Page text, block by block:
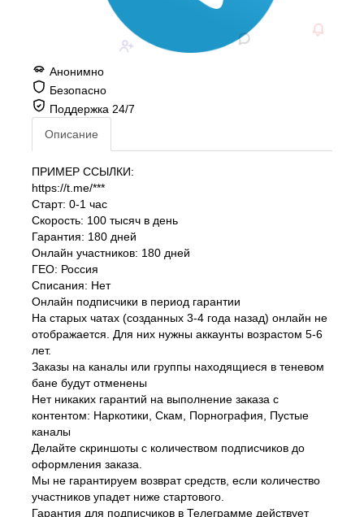
Анонимно
Безопасно
Поддержка 24/7
Описание
ПРИМЕР ССЫЛКИ:
https://t.me/***
Старт: 0-1 час
Скорость: 100 тысяч в день
Гарантия: 180 дней
Онлайн участников: 180 дней
ГЕО: Россия
Списания: Нет
Онлайн подписчики в период гарантии
На старых чатах (созданных 3-4 года назад) онлайн не
отображается. Для них нужны аккаунты возрастом 5-6
лет.
Заказы на каналы или группы находящиеся в теневом
бане будут отменены
Нет никаких гарантий на выполнение заказа с
контентом: Наркотики, Скам, Порнография, Пустые
каналы
Делайте скриншоты с количеством подписчиков до
оформления заказа.
Мы не гарантируем возврат средств, если количество
участников упадет ниже стартового.
Гарантия для подписчиков в Телеграмме действует